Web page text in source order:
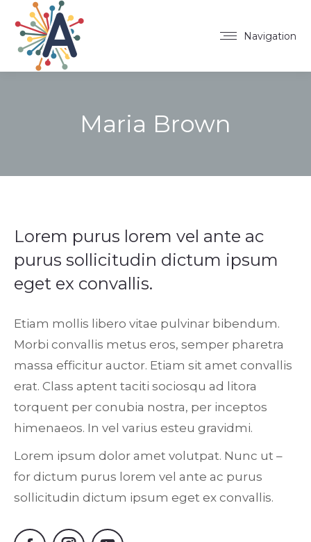
Navigation
Maria Brown
Lorem purus lorem vel ante ac
purus sollicitudin dictum ipsum
eget ex convallis.
Etiam mollis libero vitae pulvinar bibendum.
Morbi convallis metus eros, semper pharetra
massa efficitur auctor. Etiam sit amet convallis
erat. Class aptent taciti sociosqu ad litora
torquent per conubia nostra, per inceptos
himenaeos. In vel varius esteu gravidmi.
Lorem ipsum dolor amet volutpat. Nunc ut –
for dictum purus lorem vel ante ac purus
sollicitudin dictum ipsum eget ex convallis.